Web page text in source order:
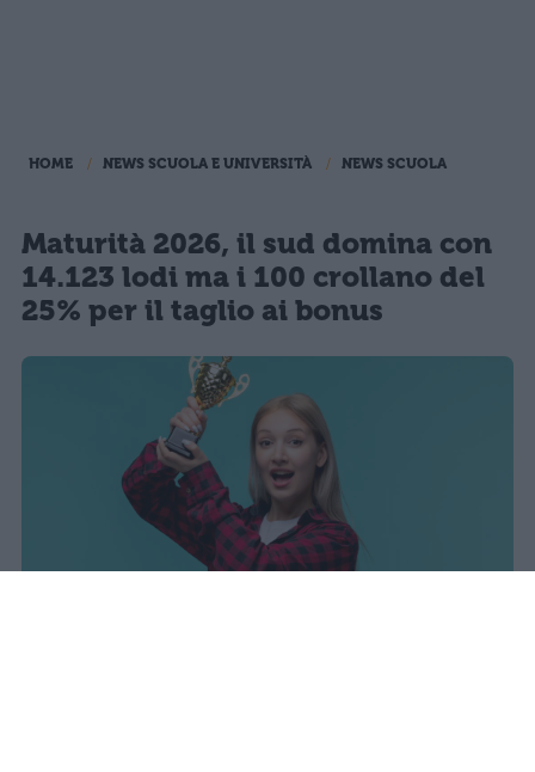
HOME NEWS SCUOLA E UNIVERSITÀ NEWS SCUOLA
Maturità 2026, il sud domina con
14.123 lodi ma i 100 crollano del
25% per il taglio ai bonus